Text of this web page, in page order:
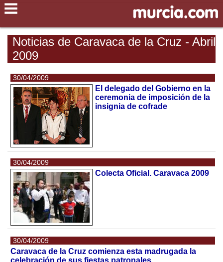
Noticias de Caravaca de la Cruz - Abril
2009
30/04/2009
El delegado del Gobierno en la
ceremonia de imposición de la
insignia de cofrade
30/04/2009
Colecta Oficial. Caravaca 2009
30/04/2009
Caravaca de la Cruz comienza esta madrugada la
celebración de sus fiestas patronales